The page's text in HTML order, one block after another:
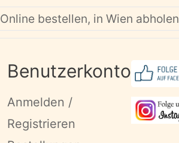
Online bestellen, in Wien abholen
Benutzerkonto
Anmelden /
Registrieren